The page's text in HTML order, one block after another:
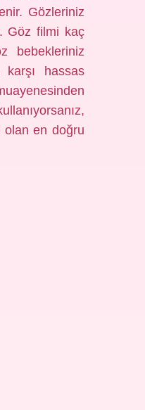
Gözleriniz
Göz filmi kaç
bebekleriniz
hassas
olan en doğru